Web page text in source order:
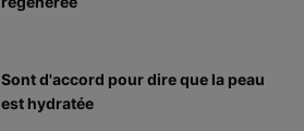
Sont d'accord pour dire que la peau
est hydratée